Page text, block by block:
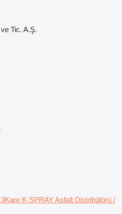
Tic. A.Ş.
3Kare K-SPRAY Asfalt Distribütörü /